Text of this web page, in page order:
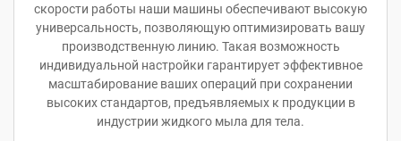
скорости работы наши машины обеспечивают высокую
универсальность, позволяющую оптимизировать вашу
производственную линию. Такая возможность
индивидуальной настройки гарантирует эффективное
масштабирование ваших операций при сохранении
высоких стандартов, предъявляемых к продукции в
индустрии жидкого мыла для тела.